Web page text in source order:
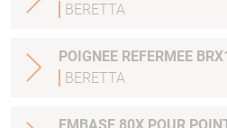
BERETTA
POIGNEE REFERMEE
BERETTA